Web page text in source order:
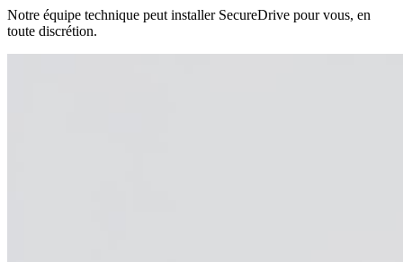
Notre équipe technique peut installer SecureDrive pour vous, en
toute discrétion.